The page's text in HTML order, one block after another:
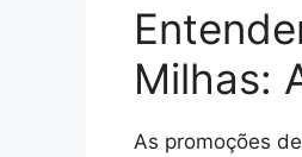
Milhas:
As promoções